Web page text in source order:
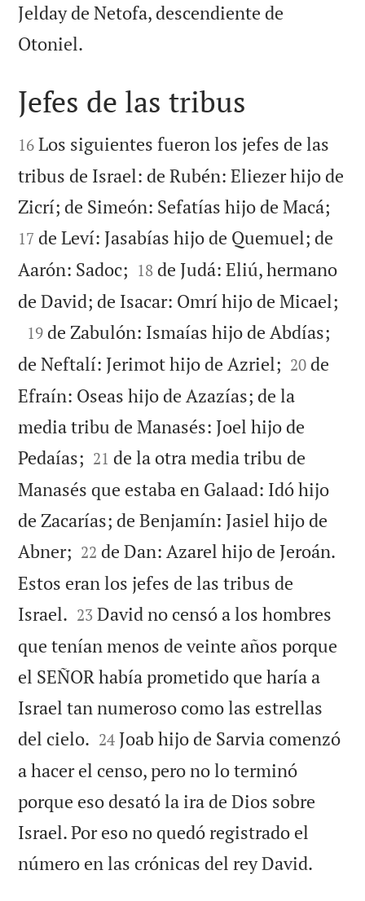
Jelday de Netofa, descendiente de
Otoniel.

Jefes de las tribus

16 Los siguientes fueron los jefes de las
tribus de Israel: de Rubén: Eliezer hijo de
Zicrí; de Simeón: Sefatías hijo de Macá;
17 de Leví: Jasabías hijo de Quemuel; de
Aarón: Sadoc; 

18 de Judá: Eliú, hermano
de David; de Isacar: Omrí hijo de Micael;

19 de Zabulón: Ismaías hijo de Abdías;
de Neftalí: Jerimot hijo de Azriel; 

20 de
Efraín: Oseas hijo de Azazías; de la
media tribu de Manasés: Joel hijo de
Pedaías; 

21 de la otra media tribu de
Manasés que estaba en Galaad: Idó hijo
de Zacarías; de Benjamín: Jasiel hijo de
Abner; 

22 de Dan: Azarel hijo de Jeroán.
Estos eran los jefes de las tribus de
Israel. 

23 David no censó a los hombres
que tenían menos de veinte años porque
el SEÑOR había prometido que haría a
Israel tan numeroso como las estrellas
del cielo. 

24 Joab hijo de Sarvia comenzó
a hacer el censo, pero no lo terminó
porque eso desató la ira de Dios sobre
Israel. Por eso no quedó registrado el
número en las crónicas del rey David.